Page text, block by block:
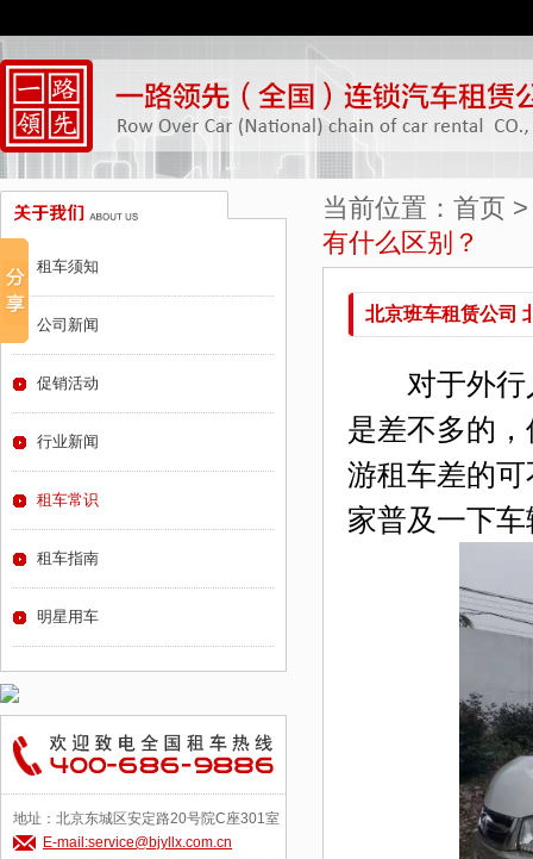
当前位置： 首页
有什么区别？
北京班车租赁公司
对于外行
是差不多的
游租车差的
家普及一下
租车须知
公司新闻
促销活动
行业新闻
租车常识
租车指南
明星用车
地址：北京东城区安定路20号院C座301室
E-mail:service@bjyllx.com.cn